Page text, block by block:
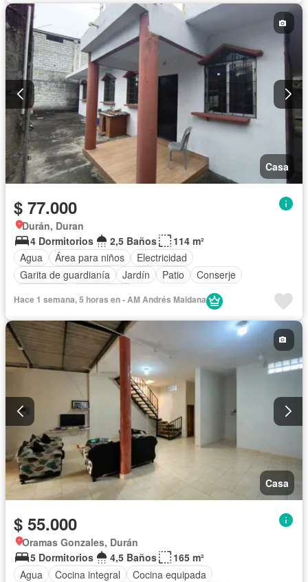
Casa
$ 77.000
Durán, Duran
4 Dormitorios
2,5 Baños
114 m²
Agua
Área para niños
Electricidad
Garita de guardianía
Jardín Patio
Conserje
Hace 1 semana, 5 horas en - AM Andrés Maidana
Casa
$ 55.000
Oramas Gonzales, Durán
5 Dormitorios
4,5 Baños
165 m²
Agua
Cocina integral
Cocina equipada